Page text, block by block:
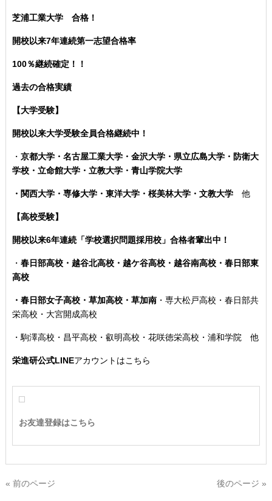
芝浦工業大学 合格！
開校以来7年連続第一志望合格率
100％継続確定！！
過去の合格実績
【大学受験】
開校以来大学受験全員合格継続中！
・ 京都大学・名古屋工業大学・金沢大学・県立広島大学・防衛大
学校・立命館大学・立教大学・青山学院大学
・関西大学・専修大学・東洋大学・桜美林大学・文教大学 他
【高校受験】
開校以来6年連続「学校選択問題採用校」合格者輩出中！
・ 春日部高校・越谷北高校・越ケ谷高校・越谷南高校・春日部東
高校
・春日部女子高校・草加高校・草加南・専大松戸高校 ・春日部共
栄高校・大宮開成高校
・駒澤高校・昌平高校・叡明高校・花咲徳栄高校・浦和学院 他
栄進研公式LINEアカウントはこちら
お友達登録はこちら
« 前のページ 後のページ »